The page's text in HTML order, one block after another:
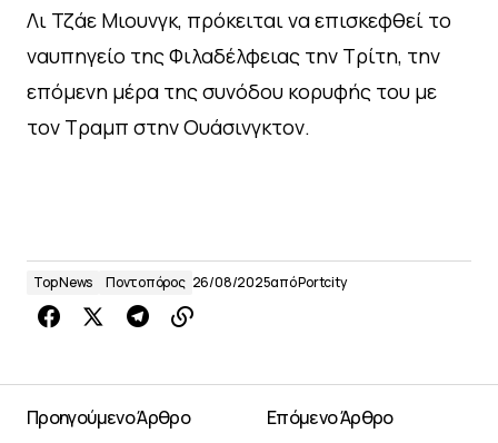
Λι Τζάε Μιουνγκ, πρόκειται να επισκεφθεί το
ναυπηγείο της Φιλαδέλφειας την Τρίτη, την
επόμενη μέρα της συνόδου κορυφής του με
τον Τραμπ στην Ουάσινγκτον.
Top News Ποντοπόρος 26/08/2025απόPortcity
Προηγούμενο Άρθρο
Επόμενο Άρθρο